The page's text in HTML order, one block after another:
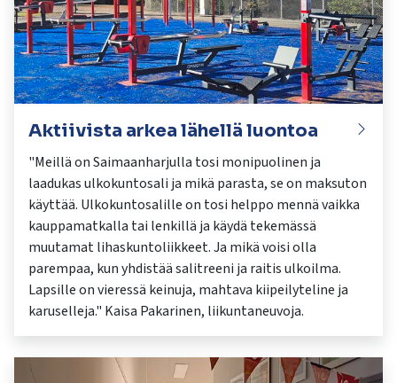
Aktiivista arkea lähellä luontoa
"Meillä on Saimaanharjulla tosi monipuolinen ja
laadukas ulkokuntosali ja mikä parasta, se on maksuton
käyttää. Ulkokuntosalille on tosi helppo mennä vaikka
kauppamatkalla tai lenkillä ja käydä tekemässä
muutamat lihaskuntoliikkeet. Ja mikä voisi olla
parempaa, kun yhdistää salitreeni ja raitis ulkoilma.
Lapsille on vieressä keinuja, mahtava kiipeilyteline ja
karuselleja." Kaisa Pakarinen, liikuntaneuvoja.